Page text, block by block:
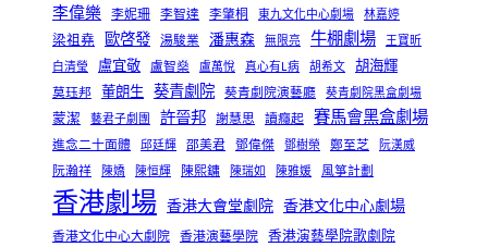
李偉樂 李妮珊 李智達 李肇桐 東九文化中心劇場 林嘉婷
梁祖堯 歐啓發 湯駿業 潘惠森 無限亮 牛棚劇場
王寶昕
白清瑩
盧宜敬 盧智燊 盧萬悅 真心有L病 胡希文 胡海輝
莫珏邦 董朗生 葵青劇院 葵青劇院演藝廳 葵青劇院黑盒劇場
蒙潔 藝君子劇團 許晉邦 謝慧思 讀癮起 賽馬會黑盒劇場
進念二十面體 邱廷輝 邵美君 鄧偉傑 鄧樹榮 鄭至芝 阮漢威
阮瀚祥 陳嬌 陳恒輝 陳熙鏞 陳瑞如 陳雅媛 風箏計劃
香港劇場 香港大會堂劇院 香港文化中心劇場
香港文化中心大劇院 香港演藝學院 香港演藝學院歌劇院